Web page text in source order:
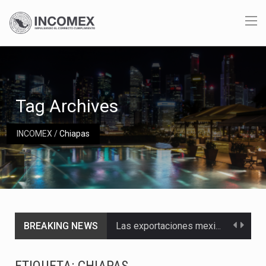
INCOMEX/Chiapas
Tag Archives
BREAKING NEWS Las exportaciones mexicanas de vehículos ligeros disminuyeron 9.67 % en julio a tasa anual, alcanzando…